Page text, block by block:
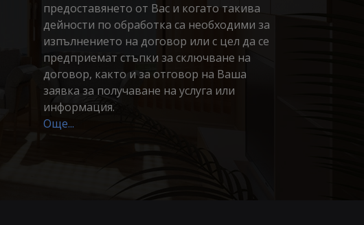
предоставянето от Вас и когато такива
дейности по обработка са необходими за
изпълнението на договор или с цел да се
предприемат стъпки за сключване на
договор, както и за отговор на Ваша
заявка за получаване на услуга или
информация.
Още...